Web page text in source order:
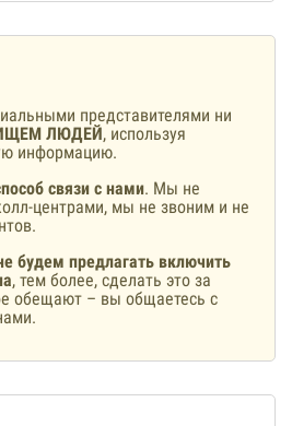
представителями ни
ЛЮДЕЙ, используя
информацию.
связи с нами. Мы не
центрами, мы не звоним и не
будем предлагать включить
, тем более, сделать это за
обещают – вы общаетесь с